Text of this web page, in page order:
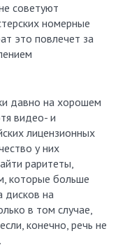
советуют
номерные
это повлечет за
давно на хорошем
видео- и
лицензионных
у них
раритеты,
которые больше
дисков на
в том случае,
конечно, речь не